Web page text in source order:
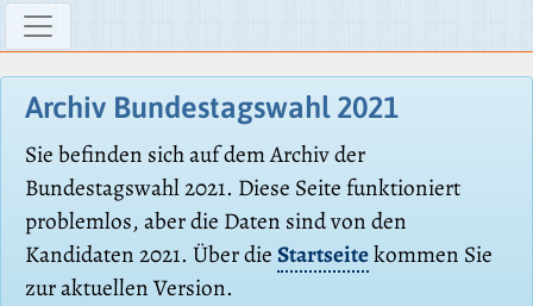
Archiv Bundestagswahl 2021
Sie befinden sich auf dem Archiv der
Bundestagswahl 2021. Diese Seite funktioniert
problemlos, aber die Daten sind von den
Kandidaten 2021. Über dieStartseitekommen Sie
zur aktuellen Version.